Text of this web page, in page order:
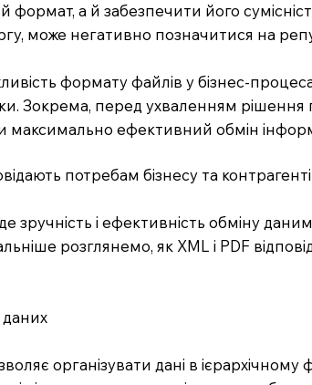
а й забезпечити його
може негативно позначитися на
формату файлів у бізнес-
Зокрема, перед ухваленням рішення
максимально ефективний обмін
потребам бізнесу та
де зручність і ефективність обміну
розглянемо, як XML і PDF
організувати дані в